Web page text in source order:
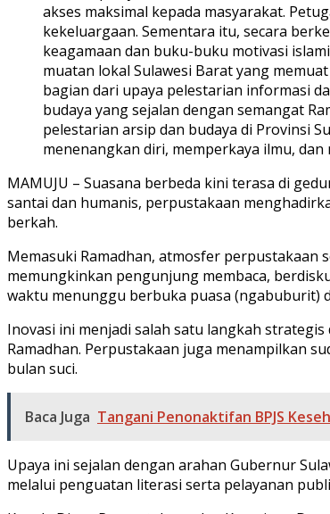
akses maksimal kepada masyarakat.
kekeluargaan. Sementara itu, secara
keagamaan dan buku-buku motivasi
muatan lokal Sulawesi Barat yang
bagian dari upaya pelestarian informasi
budaya yang sejalan dengan semangat
pelestarian arsip dan budaya di Provinsi
menenangkan diri, memperkaya ilmu,
MAMUJU – Suasana berbeda kini terasa di
santai dan humanis, perpustakaan
berkah.
Memasuki Ramadhan, atmosfer perpustakaan
memungkinkan pengunjung membaca,
waktu menunggu berbuka puasa (ngabuburit)
Inovasi ini menjadi salah satu langkah
Ramadhan. Perpustakaan juga menampilkan
bulan suci.
Baca Juga Tangani Penonaktifan BPJS
Upaya ini sejalan dengan arahan Gubernur
melalui penguatan literasi serta pelayanan